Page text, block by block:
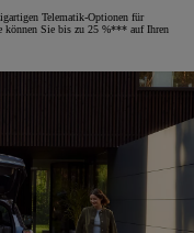
Telematik-Optionen für
können Sie bis zu 25 %*** auf Ihren